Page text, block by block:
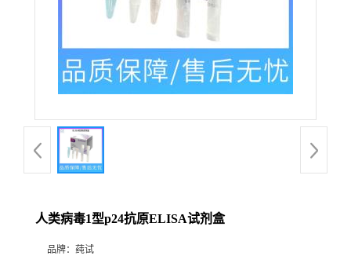
人类病毒1型p24抗原ELISA试剂盒
品牌： 莼试